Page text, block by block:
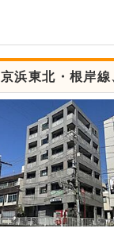
京浜東北・根岸